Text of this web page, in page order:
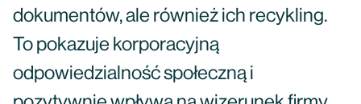
dokumentów, ale również ich recykling.
To pokazuje korporacyjną
odpowiedzialność społeczną i